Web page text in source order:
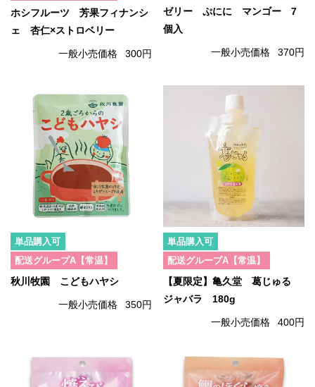
ホシフルーツ 芳果フィナンシ
ェ 杏仁×ストロベリー
一般小売価格 300円
ゼリー ぷにに マンゴー 7
個入
一般小売価格 370円
単品購入可
配送グループA【常温】
秋川牧園 こどもハヤシ
一般小売価格 350円
単品購入可
配送グループA【常温】
【夏限定】亀久堂 葛じゅる
ジャバラ 180g
一般小売価格 400円